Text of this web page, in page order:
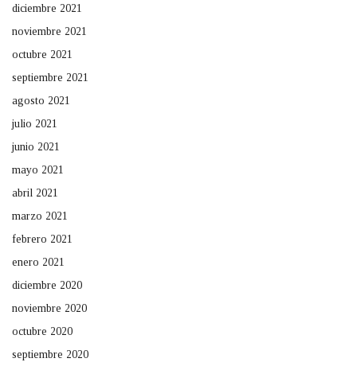
diciembre 2021
noviembre 2021
octubre 2021
septiembre 2021
agosto 2021
julio 2021
junio 2021
mayo 2021
abril 2021
marzo 2021
febrero 2021
enero 2021
diciembre 2020
noviembre 2020
octubre 2020
septiembre 2020